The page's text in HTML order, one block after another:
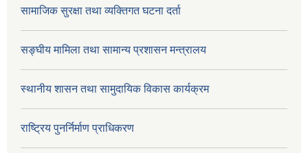
सामाजिक सुरक्षा तथा व्यक्तिगत घटना दर्ता
सङ्घीय मामिला तथा सामान्य प्रशासन मन्त्रालय
स्थानीय शासन तथा सामुदायिक विकास कार्यक्रम
राष्ट्रिय पुनर्निर्माण प्राधिकरण